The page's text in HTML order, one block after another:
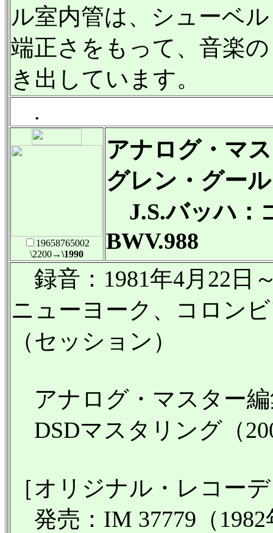
ル室内管は、シューベ
端正さをもって、音楽
き出しています。
.
19658765002
\2200→\1990
アナログ・マ
グレン・グー
J.S.バッハ：
BWV.988
録音：1981年4月22日
ニューヨーク、コロン
（セッション）
アナログ・マスター
DSDマスタリング（
［オリジナル・レコー
発売：IM 37779（1982